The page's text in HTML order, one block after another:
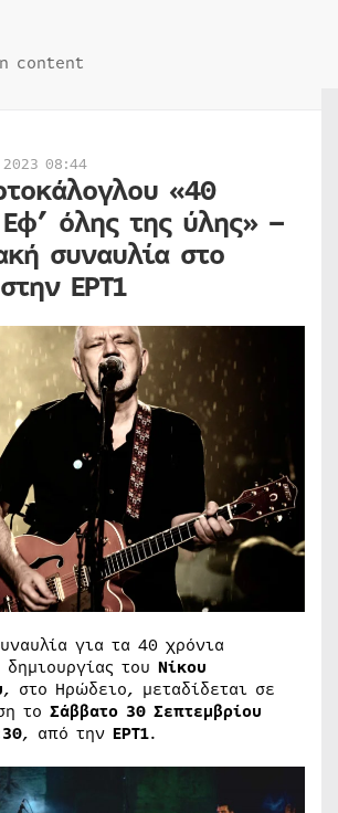
content
08:44
«40
όλης της ύλης» –
συναυλία στο
ΕΡΤ1
για τα 40 χρόνια
δημιουργίας του Νίκου
, στο Ηρώδειο, μεταδίδεται σε
το Σάββατο 30 Σεπτεμβρίου
, από την ΕΡΤ1.